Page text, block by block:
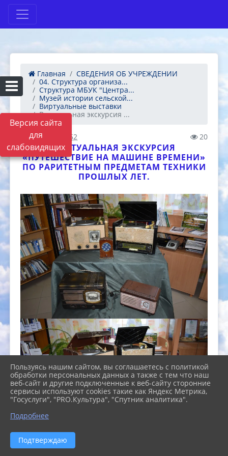
Версия сайта
для
слабовидящих
Главная
СВЕДЕНИЯ ОБ УЧРЕЖДЕНИИ
04. Структура организа...
Структура МБУК "Центра...
Музей истории сельской...
Виртуальные выставки
Виртуальная экскурсия ...
17.05.2021 07:52 20
ВИРТУАЛЬНАЯ ЭКСКУРСИЯ
«ПУТЕШЕСТВИЕ НА МАШИНЕ ВРЕМЕНИ»
ПО РАРИТЕТНЫМ ПРЕДМЕТАМ ТЕХНИКИ
ПРОШЛЫХ ЛЕТ.
Пользуясь нашим сайтом, вы соглашаетесь с политикой
обработки персональных данных а также с тем что наш
веб-сайт и другие подключенные к веб-сайту сторонние
сервисы используют cookies такие как Яндекс Метрика,
"Госуслуги", "PRO.Культура", "Спутник аналитика".
Подробнее
Подтверждаю